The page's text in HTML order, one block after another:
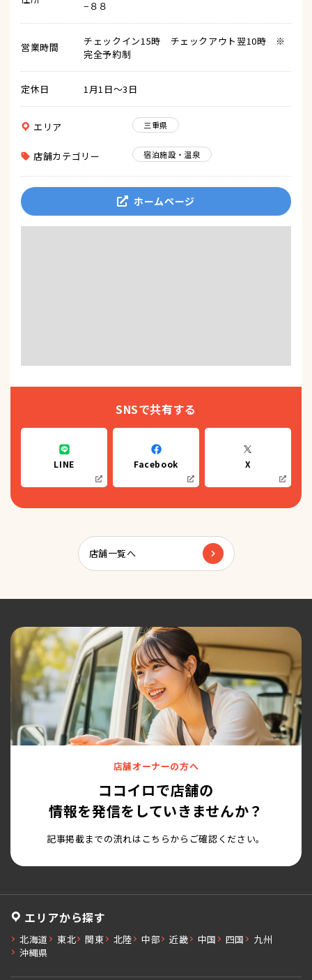
−８８
営業時間
チェックイン15時 チェックアウト翌10時 ※
完全予約制
定休日 1月1日～3日
エリア 三重県
店舗カテゴリー 宿泊施設・温泉
ホームページ
SNSで共有する
LINE Facebook X
店舗一覧へ
店舗オーナーの方へ
ココイロで店舗の
情報を発信をしていきませんか？
記事掲載までの流れはこちらからご確認ください。
エリアから探す
北海道 東北 関東 北陸 中部 近畿 中国 四国
九州
沖縄県